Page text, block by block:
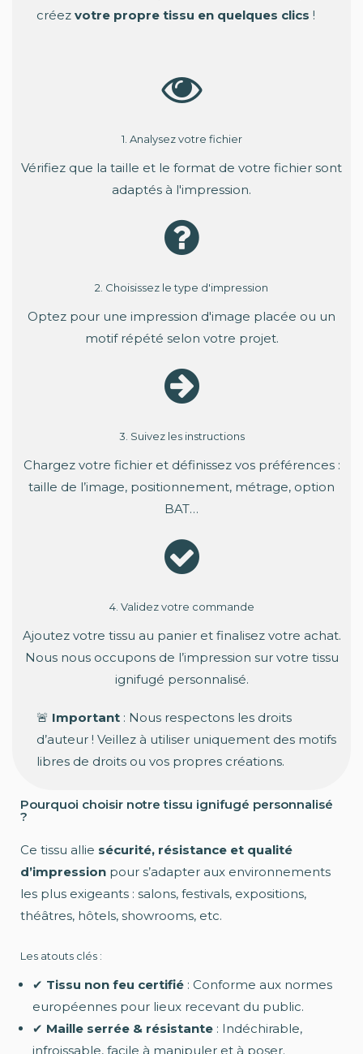
créez votre propre tissu en quelques clics !
1. Analysez votre fichier
Vérifiez que la taille et le format de votre fichier sont
adaptés à l'impression.
2. Choisissez le type d'impression
Optez pour une impression d'image placée ou un
motif répété selon votre projet.
3. Suivez les instructions
Chargez votre fichier et définissez vos préférences :
taille de l’image, positionnement, métrage, option
BAT…
4. Validez votre commande
Ajoutez votre tissu au panier et finalisez votre achat.
Nous nous occupons de l’impression sur votre tissu
ignifugé personnalisé.
🚨 Important : Nous respectons les droits
d’auteur ! Veillez à utiliser uniquement des motifs
libres de droits ou vos propres créations.
Pourquoi choisir notre tissu ignifugé personnalisé
?
Ce tissu allie sécurité, résistance et qualité
d’impression pour s’adapter aux environnements
les plus exigeants : salons, festivals, expositions,
théâtres, hôtels, showrooms, etc.
Les atouts clés :
✔ Tissu non feu certifié : Conforme aux normes
européennes pour lieux recevant du public.
✔ Maille serrée & résistante : Indéchirable,
infroissable, facile à manipuler et à poser.